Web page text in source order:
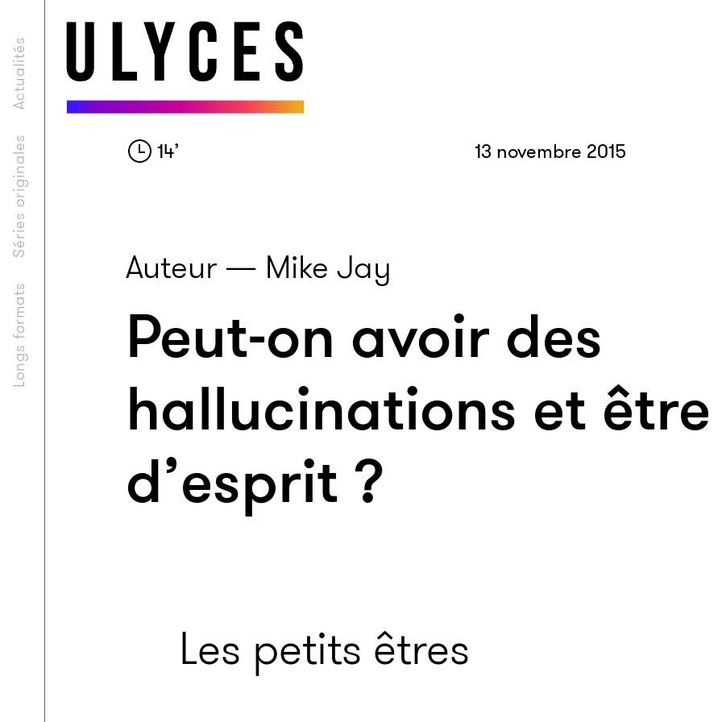
Longs formats
Séries originales
Actualités
14’ 13 novembre 2015
Auteur — Mike Jay
Peut-on avoir des
hallucinations et
d’esprit ?
Les petits êtres